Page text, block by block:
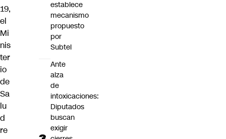
19,
el
Mi
nis
ter
io
de
Sa
lu
d
re
establece
mecanismo
propuesto
por
Subtel
Ante
alza
de
intoxicaciones:
Diputados
buscan
exigir